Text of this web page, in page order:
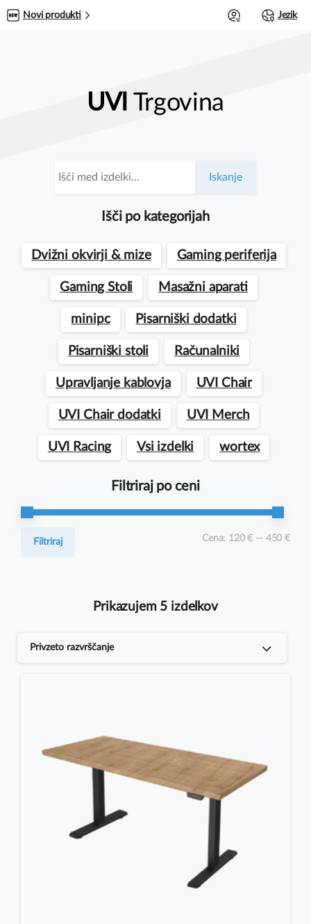
Novi produkti Jezik
UVI Trgovina
Iskanje
Išči po kategorijah
Dvižni okvirji & mize Gaming periferija
Gaming Stoli Masažni aparati
minipc Pisarniški dodatki
Pisarniški stoli Računalniki
Upravljanje kablovja UVI Chair
UVI Chair dodatki UVI Merch
UVI Racing Vsi izdelki wortex
Filtriraj po ceni
Min
Max
Filtriraj Cena: 120 € — 450 €
Prikazujem 5 izdelkov
Privzeto razvrščanje